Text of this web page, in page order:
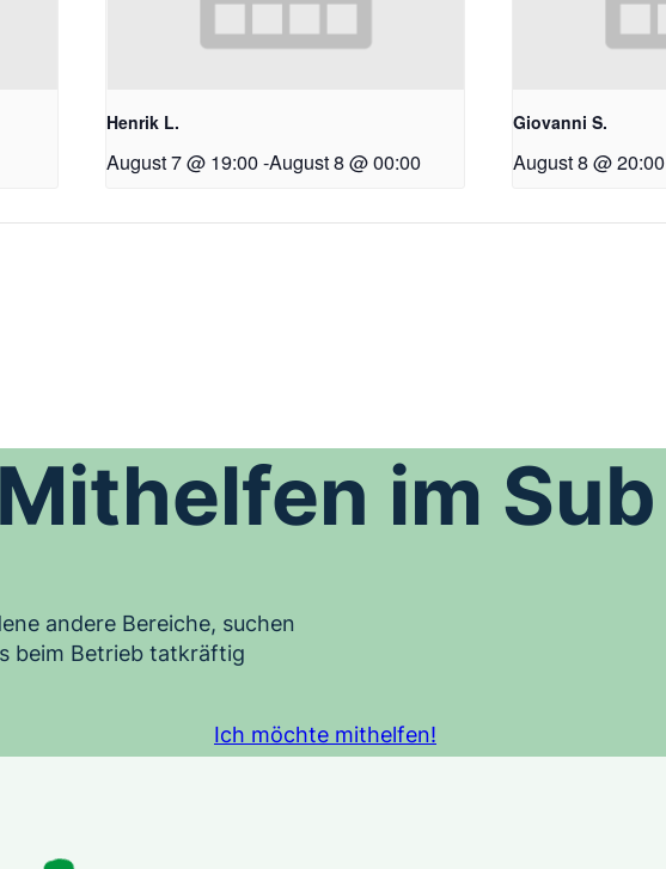
Henrik L.
August 7 @ 19:00-August 8 @ 00:00
Giovanni S.
August 8 @ 20:00
Mithelfen im Sub
andere Bereiche, suchen
beim Betrieb tatkräftig
Ich möchte mithelfen!